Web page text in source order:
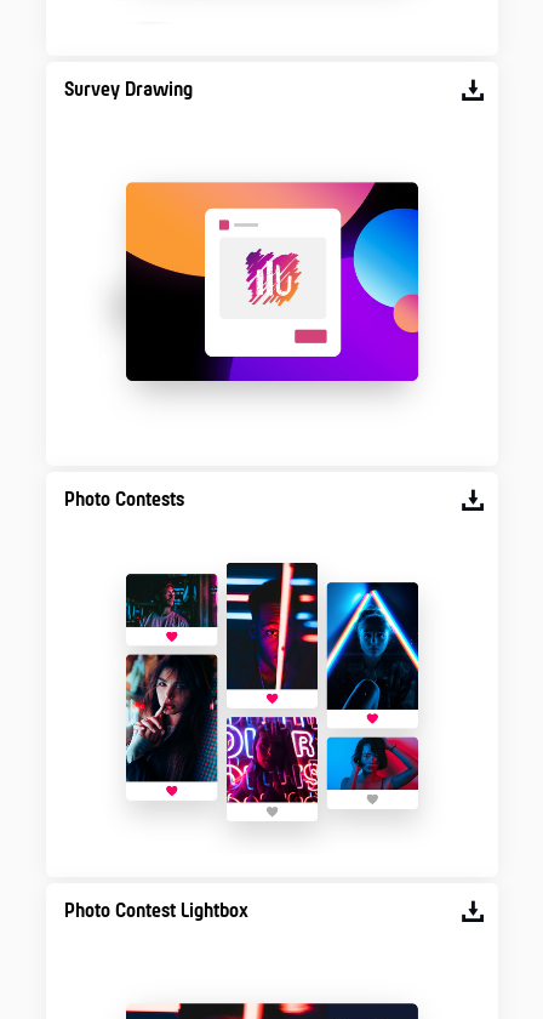
Survey Drawing
Photo Contests
Photo Contest Lightbox